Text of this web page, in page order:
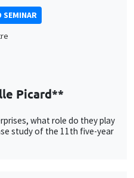
SEMINAR
Picard**
what role do they play
study of the 11th five-year